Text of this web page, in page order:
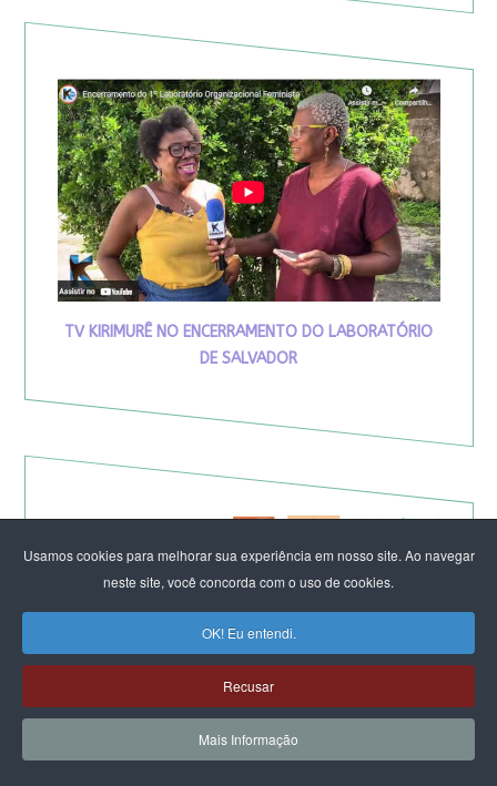
Usamos cookies para melhorar sua experiência em nosso site. Ao navegar
neste site, você concorda com o uso de cookies.
OK! Eu entendi.
Recusar
Mais Informação
TV KIRIMURÊ NO ENCERRAMENTO DO LABORATÓRIO
DE SALVADOR
Eleição de Erika Hilton para